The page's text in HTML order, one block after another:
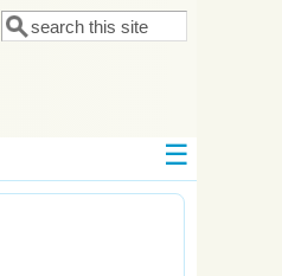
Форма поиска
Поиск